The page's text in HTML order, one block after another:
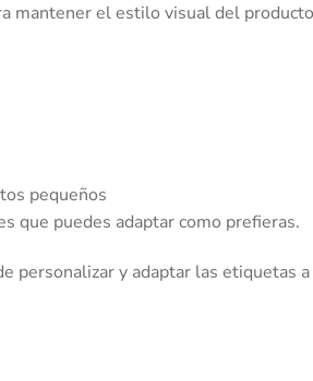
mantener el estilo visual del
pequeños
que puedes adaptar como prefieras.
personalizar y adaptar las